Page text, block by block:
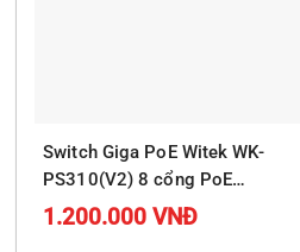
Switch Giga PoE Witek WK-
PS310(V2) 8 cổng PoE
10/100/1000Mbps, 2 cổng RJ45
1.200.000VNĐ